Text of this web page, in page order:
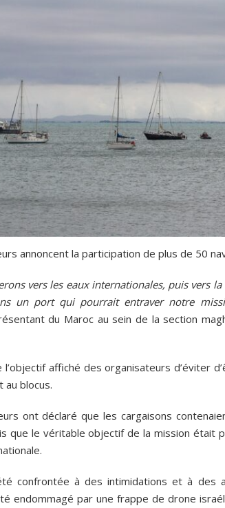
annoncent la participation de plus de 50
vers les eaux internationales, puis vers
un port qui pourrait entraver notre
du Maroc au sein de la section
l’objectif affiché des organisateurs d’éviter
au blocus.
ont déclaré que les cargaisons
que le véritable objectif de la mission était
confrontée à des intimidations et à des
endommagé par une frappe de drone